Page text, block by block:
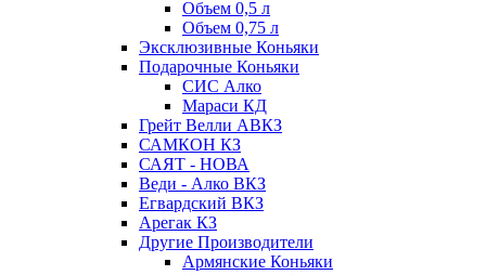
Объем 0,5 л
Объем 0,75 л
Эксклюзивные Коньяки
Подарочные Коньяки
СИС Алко
Мараси КД
Грейт Велли АВКЗ
САМКОН КЗ
САЯТ - НОВА
Веди - Алко ВКЗ
Егвардский ВКЗ
Арегак КЗ
Другие Производители
Армянские Коньяки